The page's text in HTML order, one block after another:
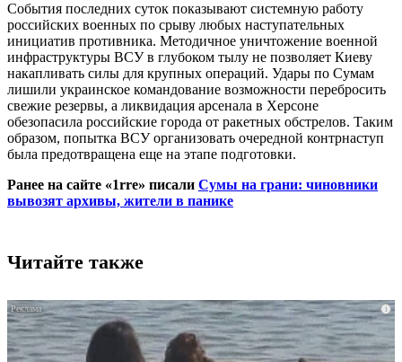
События последних суток показывают системную работу
российских военных по срыву любых наступательных
инициатив противника. Методичное уничтожение военной
инфраструктуры ВСУ в глубоком тылу не позволяет Киеву
накапливать силы для крупных операций. Удары по Сумам
лишили украинское командование возможности перебросить
свежие резервы, а ликвидация арсенала в Херсоне
обезопасила российские города от ракетных обстрелов. Таким
образом, попытка ВСУ организовать очередной контрнаступ
была предотвращена еще на этапе подготовки.
Ранее на сайте «1rre» писали Сумы на грани: чиновники
вывозят архивы, жители в панике
Читайте также
i